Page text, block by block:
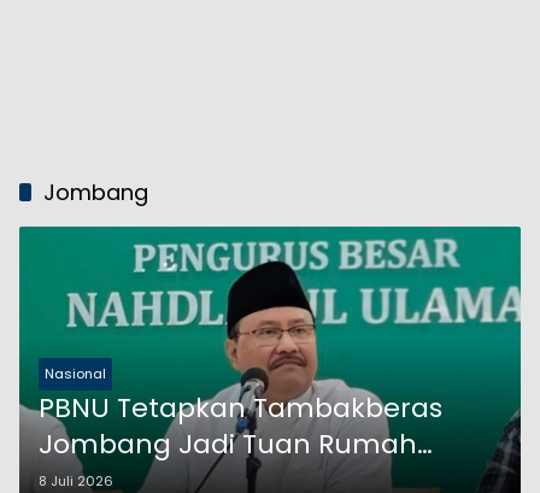
Jombang
Nasional
PBNU Tetapkan Tambakberas
Jombang Jadi Tuan Rumah
Muktamar NU 2026
8 Juli 2026